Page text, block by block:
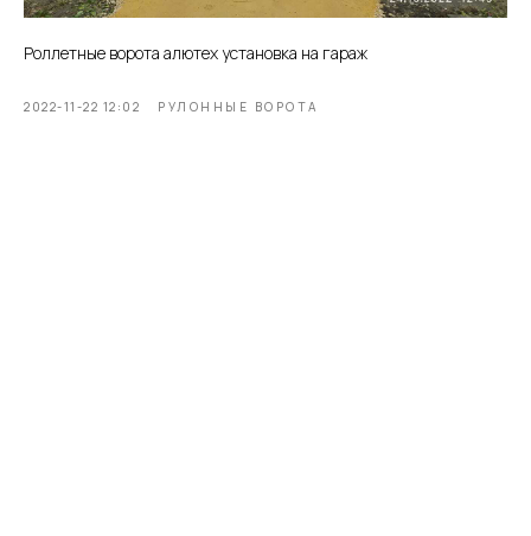
Роллетные ворота алютех установка на гараж
2022-11-22 12:02 РУЛОННЫЕ ВОРОТА